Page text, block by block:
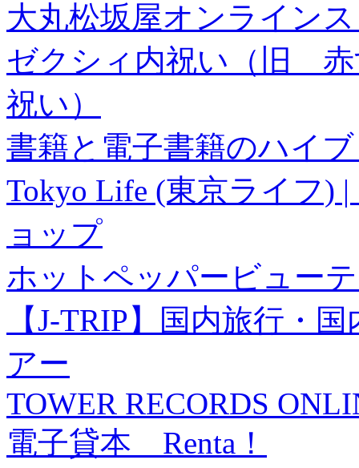
大丸松坂屋オンライン
ゼクシィ内祝い（旧 赤
祝い）
書籍と電子書籍のハイ
Tokyo Life (東京ライフ)
ョップ
ホットペッパービュー
【J-TRIP】国内旅行・
アー
TOWER RECORDS
電子貸本 Renta！